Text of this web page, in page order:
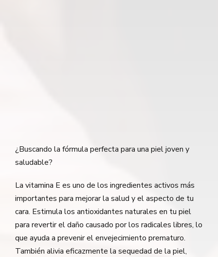
¿Buscando la fórmula perfecta para una piel joven y
saludable?
La vitamina E es uno de los ingredientes activos más
importantes para mejorar la salud y el aspecto de tu
cara. Estimula los antioxidantes naturales en tu piel
para revertir el daño causado por los radicales libres, lo
que ayuda a prevenir el envejecimiento prematuro.
También alivia eficazmente la sequedad de la piel,